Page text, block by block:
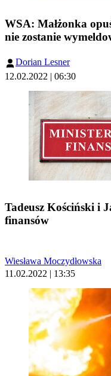
WSA: Małżonka
nie zostanie
Dorian Lesner
12.02.2022 | 06:30
Tadeusz Kościński i
finansów
Wiesława Moczydłowska
11.02.2022 | 13:35